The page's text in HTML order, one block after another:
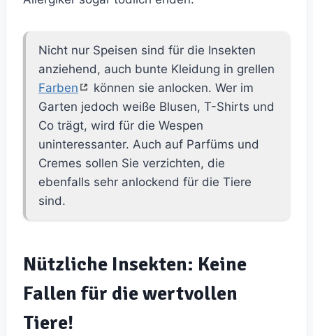
Nicht nur Speisen sind für die Insekten
anziehend, auch bunte Kleidung in grellen
Farben
können sie anlocken. Wer im
Garten jedoch weiße Blusen, T-Shirts und
Co trägt, wird für die Wespen
uninteressanter. Auch auf Parfüms und
Cremes sollen Sie verzichten, die
ebenfalls sehr anlockend für die Tiere
sind.
Nützliche Insekten: Keine
Fallen für die wertvollen
Tiere!